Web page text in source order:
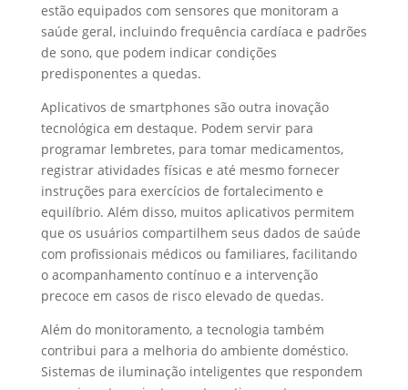
estão equipados com sensores que monitoram a
saúde geral, incluindo frequência cardíaca e padrões
de sono, que podem indicar condições
predisponentes a quedas.
Aplicativos de smartphones são outra inovação
tecnológica em destaque. Podem servir para
programar lembretes, para tomar medicamentos,
registrar atividades físicas e até mesmo fornecer
instruções para exercícios de fortalecimento e
equilíbrio. Além disso, muitos aplicativos permitem
que os usuários compartilhem seus dados de saúde
com profissionais médicos ou familiares, facilitando
o acompanhamento contínuo e a intervenção
precoce em casos de risco elevado de quedas.
Além do monitoramento, a tecnologia também
contribui para a melhoria do ambiente doméstico.
Sistemas de iluminação inteligentes que respondem